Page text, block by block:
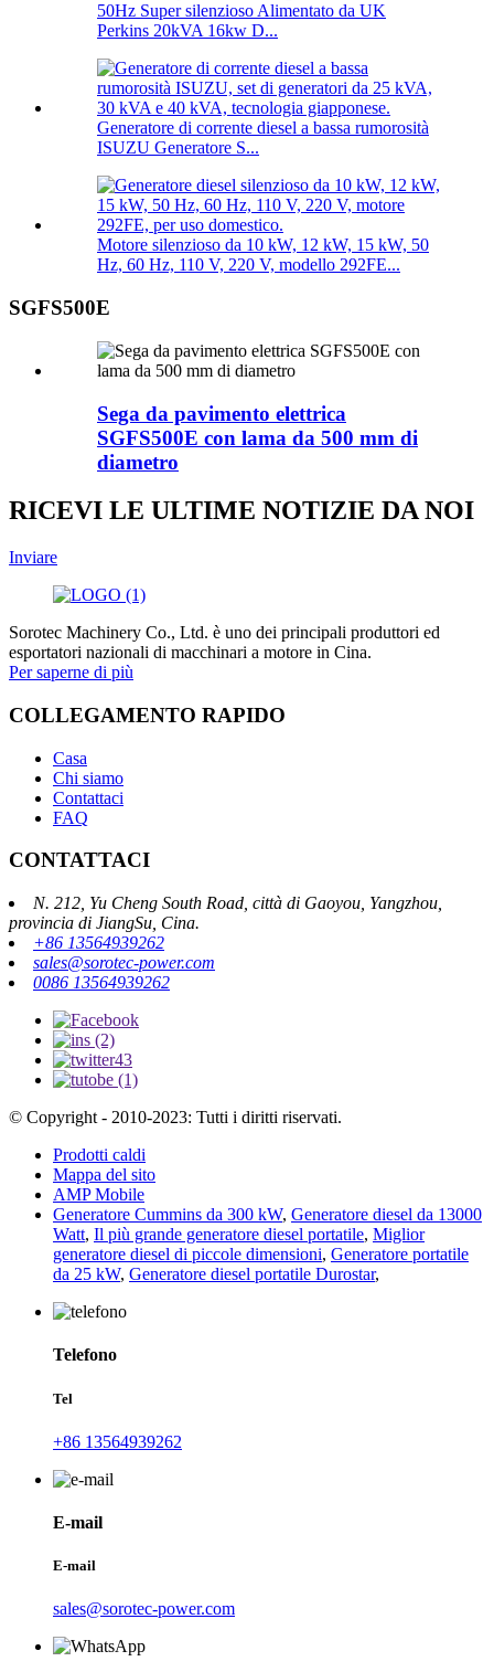
50Hz Super silenzioso Alimentato da UK
Perkins 20kVA 16kw D...
Generatore di corrente diesel a bassa rumorosità
ISUZU Generatore S...
Motore silenzioso da 10 kW, 12 kW, 15 kW, 50
Hz, 60 Hz, 110 V, 220 V, modello 292FE...
SGFS500E
Sega da pavimento elettrica
SGFS500E con lama da 500 mm di
diametro
RICEVI LE ULTIME NOTIZIE DA NOI
Inviare
Sorotec Machinery Co., Ltd. è uno dei principali produttori ed
esportatori nazionali di macchinari a motore in Cina.
Per saperne di più
COLLEGAMENTO RAPIDO
Casa
Chi siamo
Contattaci
FAQ
CONTATTACI
N. 212, Yu Cheng South Road, città di Gaoyou, Yangzhou,
provincia di JiangSu, Cina.
+86 13564939262
sales@sorotec-power.com
0086 13564939262
© Copyright - 2010-2023: Tutti i diritti riservati.
Prodotti caldi
Mappa del sito
AMP Mobile
Generatore Cummins da 300 kW, Generatore diesel da 13000
Watt, Il più grande generatore diesel portatile, Miglior
generatore diesel di piccole dimensioni, Generatore portatile
da 25 kW, Generatore diesel portatile Durostar,
Telefono
Tel
+86 13564939262
E-mail
E-mail
sales@sorotec-power.com